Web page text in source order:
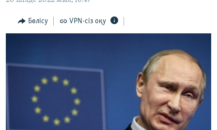
Navigation
Skip
ҚАҢТАР ОҚИҒАСЫ
АДАМ ҚҰҚЫҚТАРЫ
АРНАЙЫ ЖОБАЛАР
Русский
Бөлісу VPN-сіз оқу